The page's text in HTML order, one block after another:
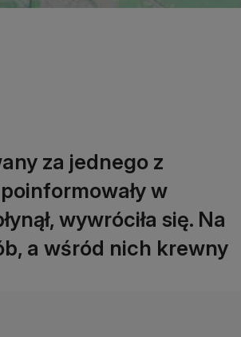
za jednego z
w
wywróciła się. Na
a wśród nich krewny